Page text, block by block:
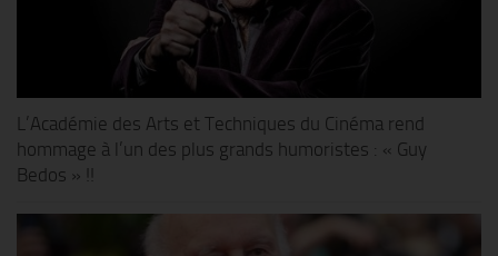
L’Académie des Arts et Techniques du Cinéma rend
hommage à l’un des plus grands humoristes : « Guy
Bedos » !!